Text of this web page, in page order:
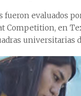
fueron evaluados
Competition, en
universitarias